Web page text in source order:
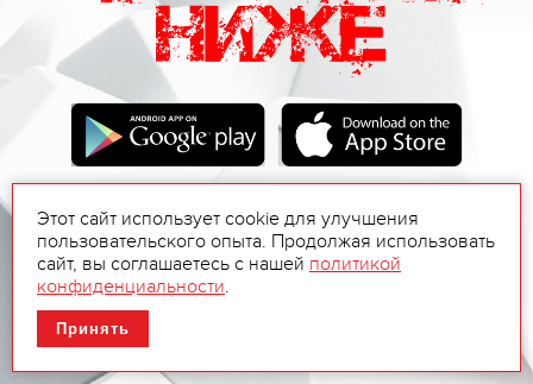
Этот сайт использует cookie для улучшения
пользовательского опыта. Продолжая использовать
сайт, вы соглашаетесь с нашей политикой
конфиденциальности.
Принять